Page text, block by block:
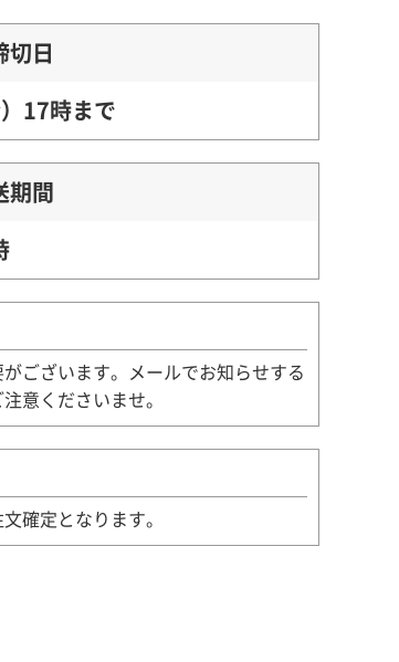
切日
17時まで
期間
ございます。メールでお知らせする
意くださいませ。
確定となります。